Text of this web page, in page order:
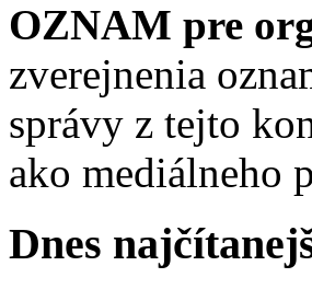
OZNAM pre
zverejnenia
správy z tejto
ako mediálneho
Dnes